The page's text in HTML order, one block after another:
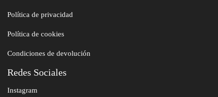
Política de privacidad
Política de cookies
Condiciones de devolución
Redes Sociales
Instagram